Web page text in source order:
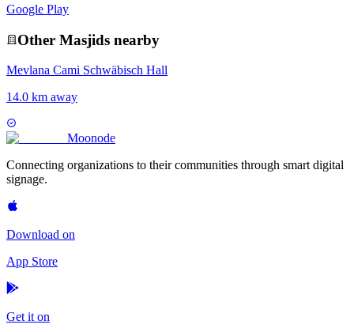
Google Play
Other Masjids nearby
Mevlana Cami Schwäbisch Hall
14.0 km away
Moonode
Connecting organizations to their communities through smart digital
signage.
Download on
App Store
Get it on